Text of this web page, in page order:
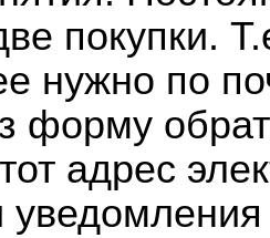
покупки.
нужно по
форму
адрес